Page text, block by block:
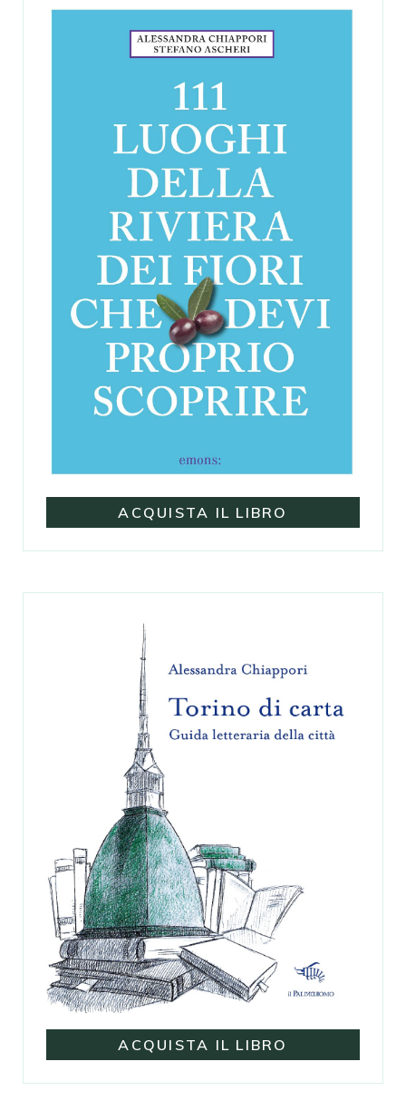
ACQUISTA IL LIBRO
ACQUISTA IL LIBRO